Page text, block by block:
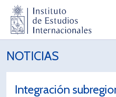
NOTICIAS
Integración